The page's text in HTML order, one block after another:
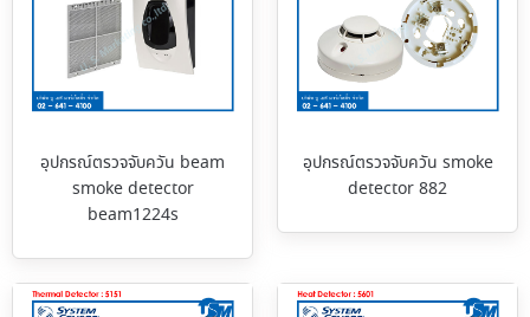
อุปกรณ์ตรวจจับควัน beam
smoke detector
beam1224s
อุปกรณ์ตรวจจับควัน smoke
detector 882